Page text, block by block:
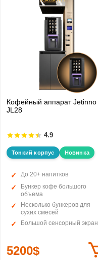
Кофейный аппарат Jetinno
JL28
4.9
Тонкий корпус Новинка
До 20+ напитков
Бункер кофе большого
объема
Несколько бункеров для
сухих смесей
Большой сенсорный экран
5200$